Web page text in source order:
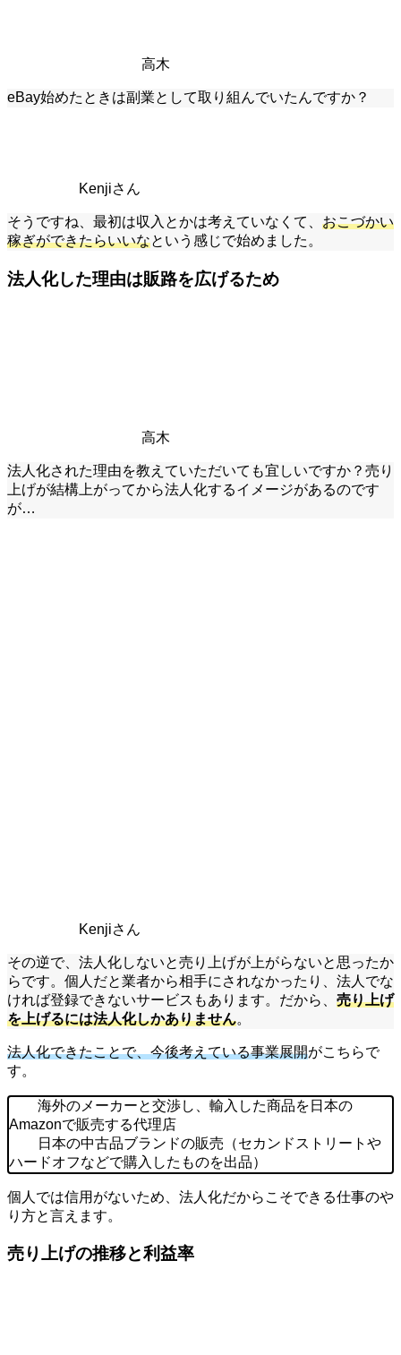
高木
eBay始めたときは副業として取り組んでいたんですか？
Kenjiさん
そうですね、最初は収入とかは考えていなくて、 おこづかい
稼ぎができたらいいなという感じで始めました。
法人化した理由は販路を広げるため
高木
法人化された理由を教えていただいても宜しいですか？売り
上げが結構上がってから法人化するイメージがあるのです
が…
Kenjiさん
その逆で、法人化しないと売り上げが上がらないと思ったか
らです。個人だと業者から相手にされなかったり、法人でな
ければ登録できないサービスもあります。だから、 売り上げ
を上げるには法人化しかありません。
法人化できたことで、今後考えている事業展開がこちらで
す。
海外のメーカーと交渉し、輸入した商品を日本の
Amazonで販売する代理店
日本の中古品ブランドの販売（セカンドストリートや
ハードオフなどで購入したものを出品）
個人では信用がないため、法人化だからこそできる仕事のや
り方と言えます。
売り上げの推移と利益率